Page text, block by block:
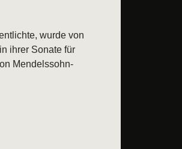
wurde von
ihrer Sonate für
Mendelssohn-